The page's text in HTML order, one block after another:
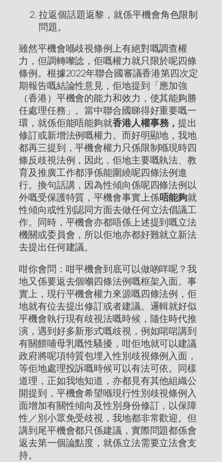
拉返個話題返黎，就係平機會角色限制
問題。
雖然平機會喺歧視條例上有絕對嘅調查權
力，但調轉嚟諗，佢嘅權力就只限於呢四條
條例。根據2022年聯合國審議香港第四次定
期報告嘅結論性意見，佢地提到「應加強
（香港）平機會的能力和效力，使其能夠勝
任處理任務」。當中聯合國睇得好重要嘅一
環，就係佢能唔能夠就香港人權事務，提出
修訂或新增法例嘅權力。而好明顯地，我地
都再三提到，平機會權力只係限制喺現時四
條反歧視法例，因此，佢地主要嘅執法、教
育及推廣工作都淨係能圍繞呢四條法例進
行。換句話講，因為性傾向係呢四條法例以
外嘅受保護特質，平機會事實上係唔能夠就
性傾向或性別認同方面去做任何立法倡議工
作。同時，平機會亦都唔係上述提到嘅立法
機關或委員會，所以佢地亦都好難就立新法
去提出任何建議。
咁你會問：咁平機會到底可以做啲咩呢？我
地又係要返去個嗰四條法例嘅框架入面。事
實上，現行平機會權力來源嘅四條法例，佢
地就有位去提出修訂或者建議。邏輯就好似
平機會執行現有歧視法嘅時候，隨住時代推
演，遇到好多新形式嘅歧視，例如啱啱講到
有關餵哺母乳嘅性騷擾，咁佢地就可以建議
政府將呢項特質包埋入性別歧視條例入面，
等佢地處理投訴嘅時候可以有法可依。同樣
道理，正如我地知道，亦都見有其他組織公
開提到，平機會希望喺現行性別歧視條例入
面增加有關性傾向及性別身份修訂，以保障
性／別小眾免受歧視，我地都非常歡迎。但
講到尾平機會都只係建議，實際問題都係會
返去第一個論點度，就係立法需要立法會支
持。